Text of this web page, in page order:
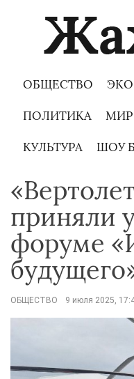
ОБЩЕСТВО
ПОЛИТИКА МИР
КУЛЬТУРА ШОУ
приняли
форуме
ОБЩЕСТВО 9 июля 2025,